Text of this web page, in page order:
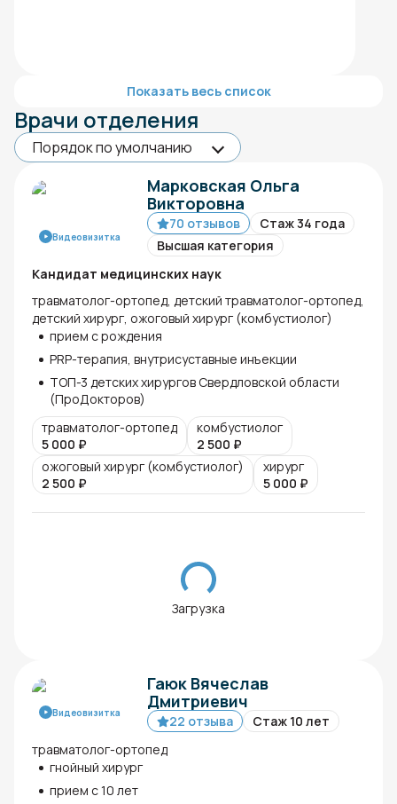
Показать весь список
Врачи отделения
Видеовизитка
Марковская Ольга
Викторовна
70 отзывов
Стаж 34 года
Высшая категория
Кандидат медицинских наук
травматолог-ортопед, детский травматолог-ортопед,
детский хирург, ожоговый хирург (комбустиолог)
прием с рождения
PRP-терапия, внутрисуставные инъекции
ТОП-3 детских хирургов Свердловской области
(ПроДокторов)
травматолог-ортопед
5 000 ₽
комбустиолог
2 500 ₽
ожоговый хирург (комбустиолог)
2 500 ₽
хирург
5 000 ₽
Загрузка
Видеовизитка
Гаюк Вячеслав
Дмитриевич
22 отзыва
Стаж 10 лет
травматолог-ортопед
гнойный хирург
прием с 10 лет